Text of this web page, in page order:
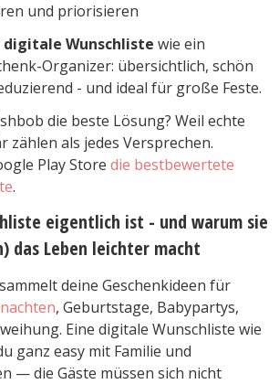
und priorisieren
digitale Wunschliste wie ein
Organizer: übersichtlich, schön
- und ideal für große Feste.
die beste Lösung? Weil echte
zählen als jedes Versprechen.
Play Store die bestbewertete
.
eigentlich ist - und warum sie
das Leben leichter macht
deine Geschenkideen für
, Geburtstage, Babypartys,
Eine digitale Wunschliste wie
ganz easy mit Familie und
— die Gäste müssen sich nicht